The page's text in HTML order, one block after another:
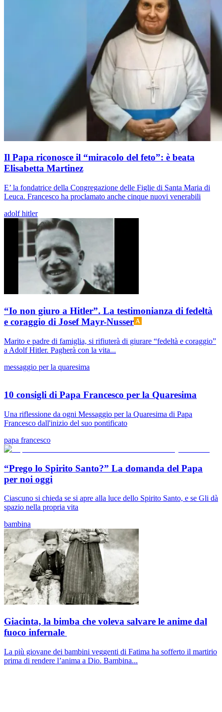
Il Papa riconosce il “miracolo del feto”: è beata
Elisabetta Martinez
E’ la fondatrice della Congregazione delle Figlie di Santa Maria di
Leuca. Francesco ha proclamato anche cinque nuovi venerabili
adolf hitler
“Io non giuro a Hitler”. La testimonianza di fedeltà
e coraggio di Josef Mayr-Nusser
Marito e padre di famiglia, si rifiuterà di giurare “fedeltà e coraggio”
a Adolf Hitler. Pagherà con la vita...
messaggio per la quaresima
10 consigli di Papa Francesco per la Quaresima
Una riflessione da ogni Messaggio per la Quaresima di Papa
Francesco dall'inizio del suo pontificato
papa francesco
“Prego lo Spirito Santo?” La domanda del Papa
per noi oggi
Ciascuno si chieda se si apre alla luce dello Spirito Santo, e se Gli dà
spazio nella propria vita
bambina
Giacinta, la bimba che voleva salvare le anime dal
fuoco infernale
La più giovane dei bambini veggenti di Fatima ha sofferto il martirio
prima di rendere l’anima a Dio. Bambina...